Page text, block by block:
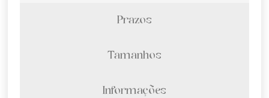
Prazos
Tamanhos
Informações